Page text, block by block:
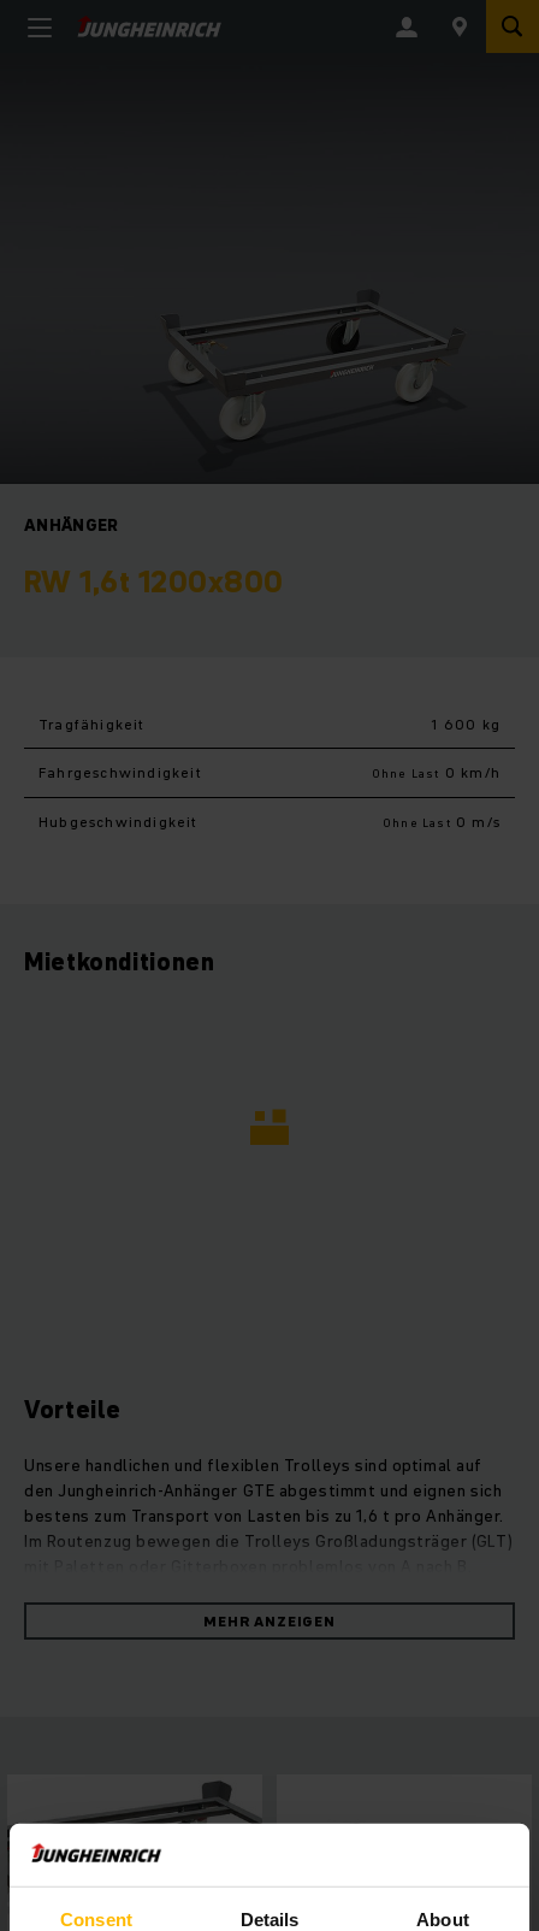
Consent Details About
ANHÄNGER
RW 1,6t 1200x800
Tragfähigkeit 1 600 kg
Fahr­geschwindigkeit Ohne Last 0 km/h
Hub­geschwindigkeit Ohne Last 0 m/s
Mietkonditionen
Vorteile
Unsere handlichen und flexiblen Trolleys sind optimal auf
den Jungheinrich-Anhänger GTE abgestimmt und eignen sich
bestens zum Transport von Lasten bis zu 1,6 t pro Anhänger.
Im Routenzug bewegen die Trolleys Großladungsträger (GLT)
sicher in die Anhänger geschoben und beim Transport
angehoben. Dabei sorgt der geringe Rollwiderstand für
unserem breiten Sortiment an Schleppern, Anhängern und
Trolleys bieten wir Ihnen eine ganzheitliche
Routenzugsystemberatung, um Ihre Lagerlogistik noch
effizienter zu gestalten.
MEHR ANZEIGEN